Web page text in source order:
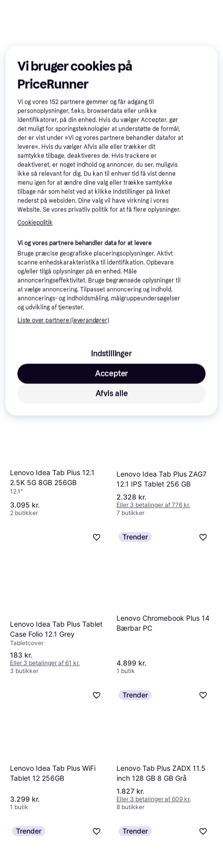
Lenovo Tab Plus ZADX 11.5"
8GB 128GB
1.888 kr.
Trender
Lenovo Ideapad 5 2-in-1 14
Touchscreen X Plus
Trender
Eller 3 betalinger af 786 kr.
7 butikker
12.1 Inch Luna Grey
3.319 kr.
3 butikker
Lenovo Idea Tab Plus 12.1
2.5K 5G 8GB 256GB
12.1"
3.095 kr.
2 butikker
Trender
Lenovo Idea Tab Plus ZAG7
12.1 IPS Tablet 256 GB
2.328 kr.
Eller 3 betalinger af 776 kr.
7 butikker
Lenovo Idea Tab Plus Tablet
Case Folio 12.1 Grey
Tabletcover
183 kr.
Eller 3 betalinger af 61 kr.
3 butikker
Trender
Lenovo Chromebook Plus 14
Bærbar PC
4.899 kr.
1 butik
Lenovo Idea Tab Plus WiFi
Tablet 12 256GB
3.299 kr.
1 butik
Trender
Lenovo Tab Plus ZADX 11.5
inch 128 GB 8 GB Grå
1.827 kr.
Eller 3 betalinger af 609 kr.
8 butikker
Trender Trender
Vi bruger cookies på
PriceRunner
Vi og vores152 partnere gemmer og får adgang til
personoplysninger, f.eks. browserdata eller unikke
identifikatorer, på din enhed. Hvis du vælger Accepter, gør
det muligt for sporingsteknologier at understøtte de formål,
der er vist under »Vi og vores partnere behandler datafor at
levere«. Hvis du vælger Afvis alle eller trækker dit
samtykke tilbage, deaktiveres de. Hvis trackere er
deaktiveret, er noget indhold og annoncer, du ser, muligvis
ikke så relevant for dig. Du kan til enhver tid få vist denne
menu igen for at ændre dine valg eller trække samtykke
tilbage når som helst ved at klikke Indstillinger på linket
nederst på websiden. Dine valg vil have virkning i vores
Website. Se vores privatliv politik for at få flere oplysninger.
Cookiepolitik
Vi og vores partnere behandler data for at levere
Bruge præcise geografiske placeringsoplysninger. Aktivt
scanne enhedskarakteristika til identifikation. Opbevare
og/eller tilgå oplysninger på en enhed. Måle
annonceringseffektivitet. Bruge begrænsede oplysninger til
at vælge annoncering. Tilpasset annoncering og indhold,
annoncerings- og indholdsmåling, målgruppeundersøgelser
og udvikling af tjenester.
Liste over partnere (leverandører)
Indstillinger
Afvis alle
Accepter